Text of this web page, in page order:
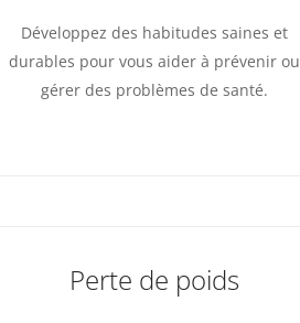
Développez des habitudes saines et
durables pour vous aider à prévenir ou
gérer des problèmes de santé.
Perte de poids